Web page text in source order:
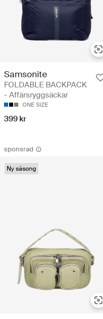
Samsonite
FOLDABLE BACKPACK
- Affärsryggsäckar
ONE SIZE
399 kr
sponsrad
Ny säsong